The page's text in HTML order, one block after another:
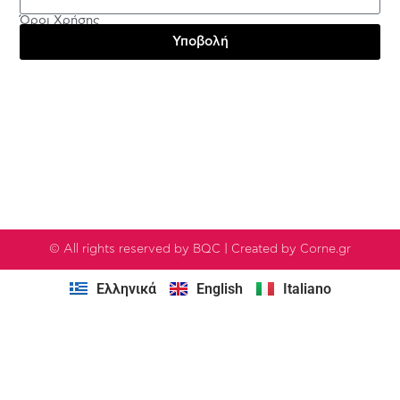
Όροι Χρήσης
Υποβολή
© All rights reserved by BQC | Created by Corne.gr
Ελληνικά English Italiano